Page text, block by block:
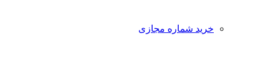
خرید شماره مجازی